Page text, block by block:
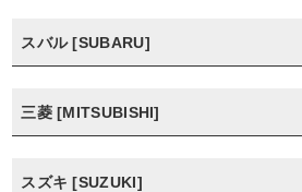
スバル [SUBARU]
三菱 [MITSUBISHI]
スズキ [SUZUKI]